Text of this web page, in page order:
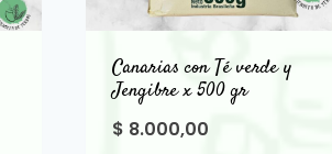
Canarias con Té verde y
Jengibre x 500 gr
$ 8.000,00